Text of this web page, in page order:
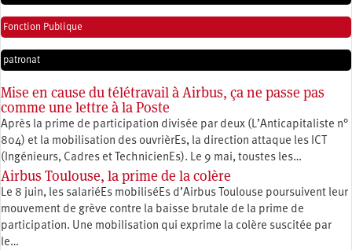
Fonction Publique
patronat
Mise en cause du télétravail à Airbus, ça ne passe pas
comme une lettre à la Poste
Après la prime de participation divisée par deux (L’Anticapitaliste n°
804) et la mobilisation des ouvrièrEs, la direction attaque les ICT
(Ingénieurs, Cadres et TechnicienEs). Le 9 mai, toustes les…
Airbus Toulouse, la prime de la colère
Le 8 juin, les salariéEs mobiliséEs d’Airbus Toulouse poursuivent leur
mouvement de grève contre la baisse brutale de la prime de
participation. Une mobilisation qui exprime la colère suscitée par
le…